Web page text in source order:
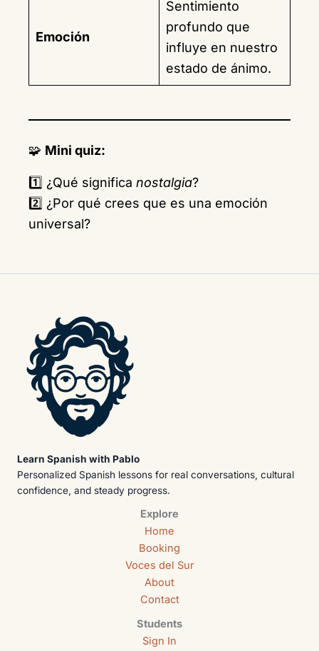
Emoción
Sentimiento
profundo que
influye en nuestro
estado de ánimo.
🧩 Mini quiz:
1️⃣ ¿Qué significa nostalgia?
2️⃣ ¿Por qué crees que es una emoción
universal?
Learn Spanish with Pablo
Personalized Spanish lessons for real conversations, cultural
confidence, and steady progress.
Explore
Home
Booking
Voces del Sur
About
Contact
Students
Sign In